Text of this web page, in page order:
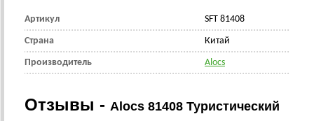
Артикул SFT 81408
Страна Китай
Производитель Alocs
Отзывы - Alocs 81408 Туристический